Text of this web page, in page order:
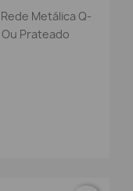
Metálica Q-
Prateado